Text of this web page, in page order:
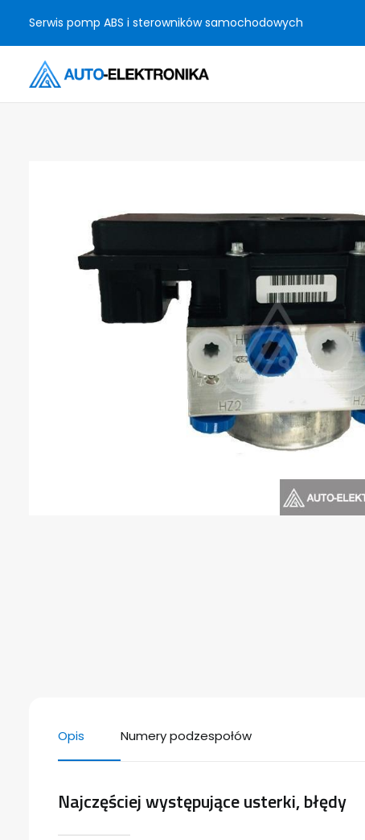
Serwis pomp ABS i sterowników samochodowych
Opis Numery podzespołów
Najczęściej występujące usterki, błędy